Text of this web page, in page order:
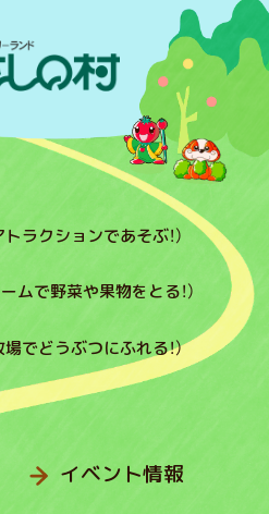
ラクションであそぶ！）
ムで野菜や果物をとる！）
場でどうぶつにふれる！）
イベント情報